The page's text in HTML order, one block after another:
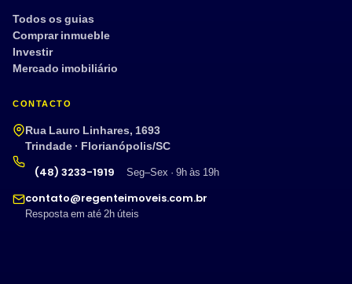
Todos os guias
Comprar inmueble
Investir
Mercado imobiliário
CONTACTO
Rua Lauro Linhares, 1693
Trindade · Florianópolis/SC
(48) 3233-1919
Seg–Sex · 9h às 19h
contato@regenteimoveis.com.br
Resposta em até 2h úteis